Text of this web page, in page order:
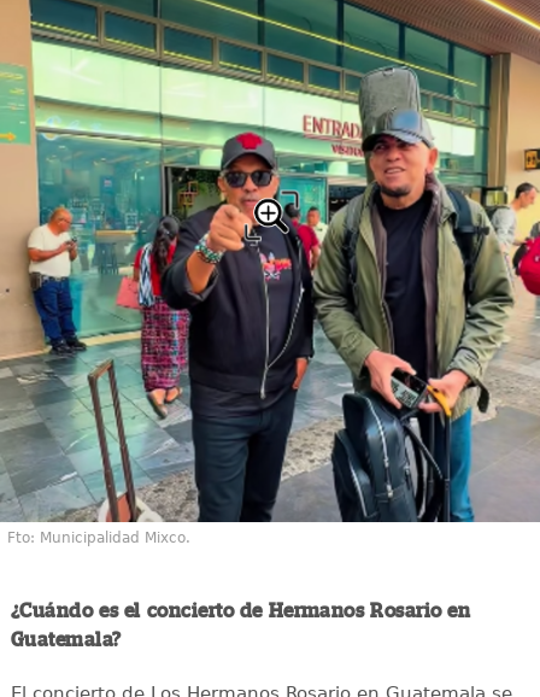
Fto: Municipalidad Mixco.
¿Cuándo es el concierto de Hermanos Rosario en
Guatemala?